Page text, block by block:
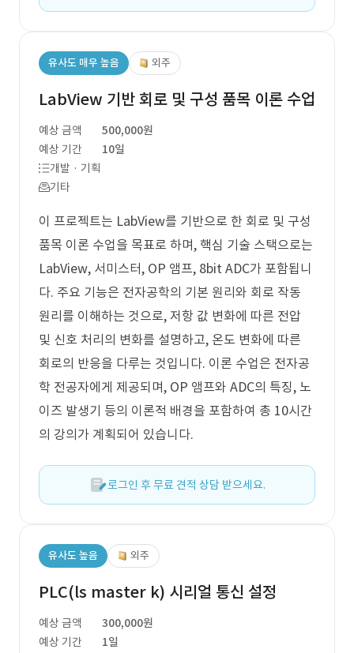
유사도 매우 높음 외주
LabView 기반 회로 및 구성 품목 이론 수업
예상 금액
500,000원
예상 기간
10일
개발 · 기획
기타
이 프로젝트는 LabView를 기반으로 한 회로 및 구성
품목 이론 수업을 목표로 하며, 핵심 기술 스택으로는
LabView, 서미스터, OP 앰프, 8bit ADC가 포함됩니
다. 주요 기능은 전자공학의 기본 원리와 회로 작동
원리를 이해하는 것으로, 저항 값 변화에 따른 전압
및 신호 처리의 변화를 설명하고, 온도 변화에 따른
회로의 반응을 다루는 것입니다. 이론 수업은 전자공
학 전공자에게 제공되며, OP 앰프와 ADC의 특징, 노
이즈 발생기 등의 이론적 배경을 포함하여 총 10시간
의 강의가 계획되어 있습니다.
로그인 후 무료 견적 상담 받으세요.
유사도 높음 외주
PLC(ls master k) 시리얼 통신 설정
예상 금액
300,000원
예상 기간
1일